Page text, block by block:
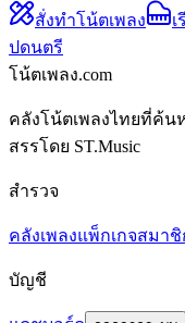
สั่งทำโน้ตเพลง
ปดนตรี
โน้ตเพลง.com
คลังโน้ตเพลงไทยที่ค้น
สรรโดย ST.Music
สำรวจ
คลังเพลงแพ็กเกจสมาชิ
บัญชี